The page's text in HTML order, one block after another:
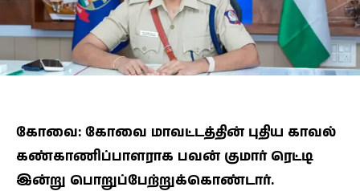
கோவை: கோவை மாவட்டத்தின் புதிய காவல்
கண்காணிப்பாளராக பவன் குமார் ரெட்டி
இன்று பொறுப்பேற்றுக்கொண்டார்.